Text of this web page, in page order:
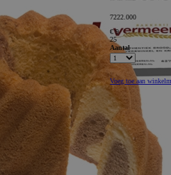
7222.000
€ 9
25
Aantal
Voeg toe aan